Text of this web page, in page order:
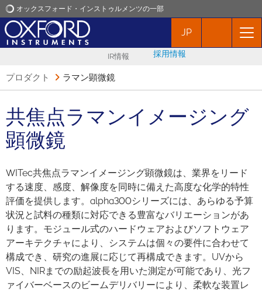
オックスフォード・インストゥルメンツの一部
オックスフォード・インストゥルメンツ
イベント
お問い合わせ
JP
IR情報 採用情報
プロダクト ラマン顕微鏡
共焦点ラマンイメージング
顕微鏡
WITec共焦点ラマンイメージング顕微鏡は、業界をリード
する速度、感度、解像度を同時に備えた高度な化学的特性
評価を提供します。alpha300シリーズには、あらゆる予算
状況と試料の種類に対応できる豊富なバリエーションがあ
ります。モジュール式のハードウェアおよびソフトウェア
アーキテクチャにより、システムは個々の要件に合わせて
構成でき、研究の進展に応じて再構成できます。UVから
VIS、NIRまでの励起波長を用いた測定が可能であり、光フ
ァイバーベースのビームデリバリーにより、柔軟な装置レ